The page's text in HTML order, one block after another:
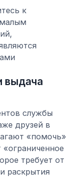
к
выдача
службы
друзей в
«помочь»
требует от
раскрытия